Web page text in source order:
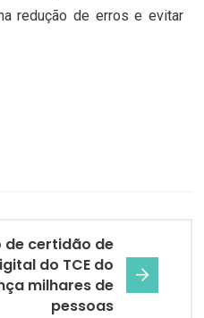
redução de erros e evitar
de certidão de
do TCE do
milhares de
pessoas